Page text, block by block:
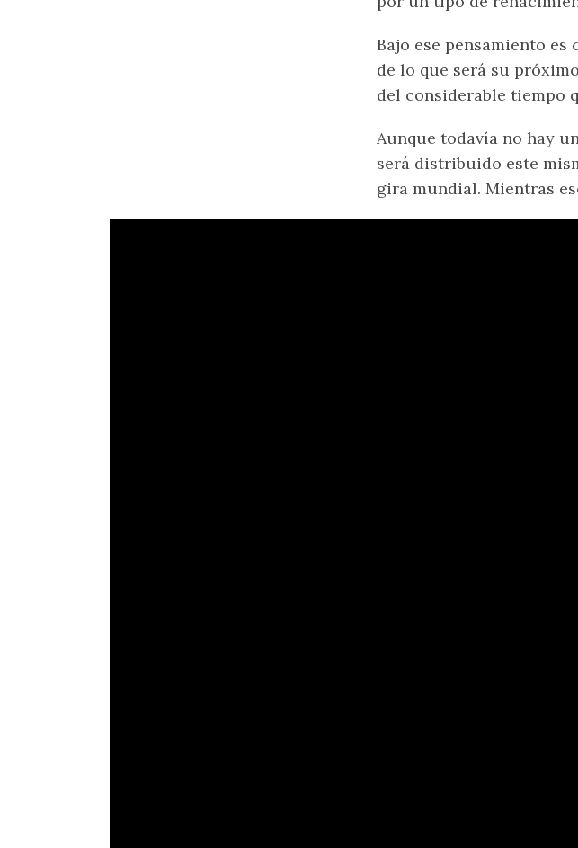
Bajo ese pensamiento
de lo que será su
del considerable tiempo
Aunque todavía no hay
será distribuido este
gira mundial. Mientras